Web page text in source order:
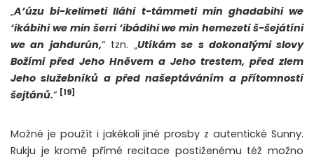
„A’úzu bi-kelimeti lláhi t-támmeti min ghadabihi we
‘ikábihi we min šerri ‘ibádihi we min hemezeti š-šejátíni
we an jahdurún,“ tzn. „Utíkám se s dokonalými slovy
Božími před Jeho Hněvem a Jeho trestem, před zlem
Jeho služebníků a před našeptáváním a přítomností
šejtánů.“ [19]
Možné je použít i jakékoli jiné prosby z autentické Sunny.
Rukju je kromě přímé recitace postiženému též možno